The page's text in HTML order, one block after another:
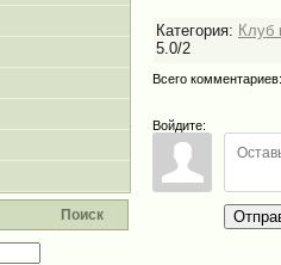
Поиск
Категория: Клуб
5.0/2
Всего комментариев
Войдите: